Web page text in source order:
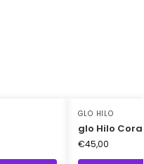
GLO HILO
glo Hilo
€45,00